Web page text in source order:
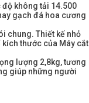
không tải 14.500
gạch đá hoa cương
chung. Thiết kế nhỏ
thước của Máy cắt
lượng 2,8kg, tương
giúp những người